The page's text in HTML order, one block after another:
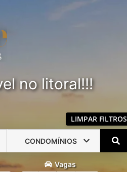
no litoral!!!
LIMPAR FILTROS
CONDOMÍNIOS
Vagas